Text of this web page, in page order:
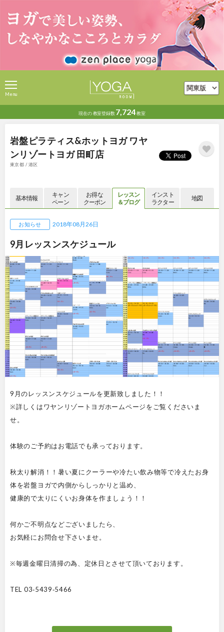
現在の教室登録数 7,724教室
Menu
岩盤ピラティス&ホットヨガ ワヤ
ンリゾートヨガ 田町店
東京都 / 港区
基本情報
キャン
ペーン
お得な
クーポン
レッスン
＆ブログ
インスト
ラクター
地図
お知らせ 2018年08月26日
9月レッスンスケジュール
9月のレッスンスケジュールを更新致しました！！
※詳しくはワヤンリゾートヨガホームページをご覧くださいま
せ。
体験のご予約はお電話でも承っております。
秋太り解消！！暑い夏にクーラーや冷たい飲み物等で冷えたお身
体を岩盤ヨガで内側からしっかりと温め、
健康的で太りにくいお身体を作ましょう！！
何かご不明点などございましたら、
お気軽にお問合せ下さいませ。
※毎週金曜日清掃の為、定休日とさせて頂いております。
TEL 03‐5439‐5466